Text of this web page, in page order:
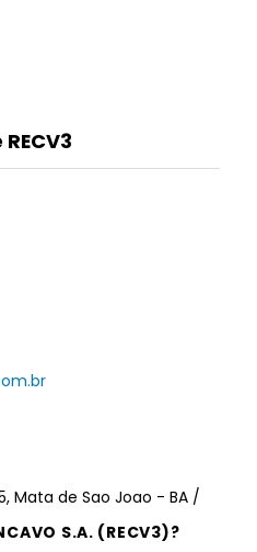
Mata de Sao Joao - BA /
S.A. (RECV3)?